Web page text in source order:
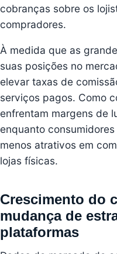
cobranças sobre os
compradores.
À medida que as
suas posições no
elevar taxas de
serviços pagos. Como
enfrentam margens de
enquanto
menos atrativos em
lojas físicas.
Crescimento do
mudança de
plataformas